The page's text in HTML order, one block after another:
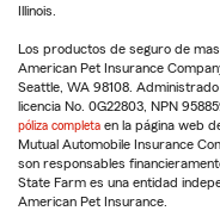
Illinois.
Los productos de seguro de
American Pet Insurance
Seattle, WA 98108.
licencia No. 0G22803, NPN
póliza completa en la página web
Mutual Automobile Insurance
son responsables
State Farm es una entidad
American Pet Insurance.